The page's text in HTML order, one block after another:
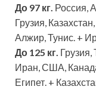
До 97 кг. Россия,
Грузия,
Алжир, Тунис. +
До 125 кг. Грузия,
Иран, США,
Египет. +